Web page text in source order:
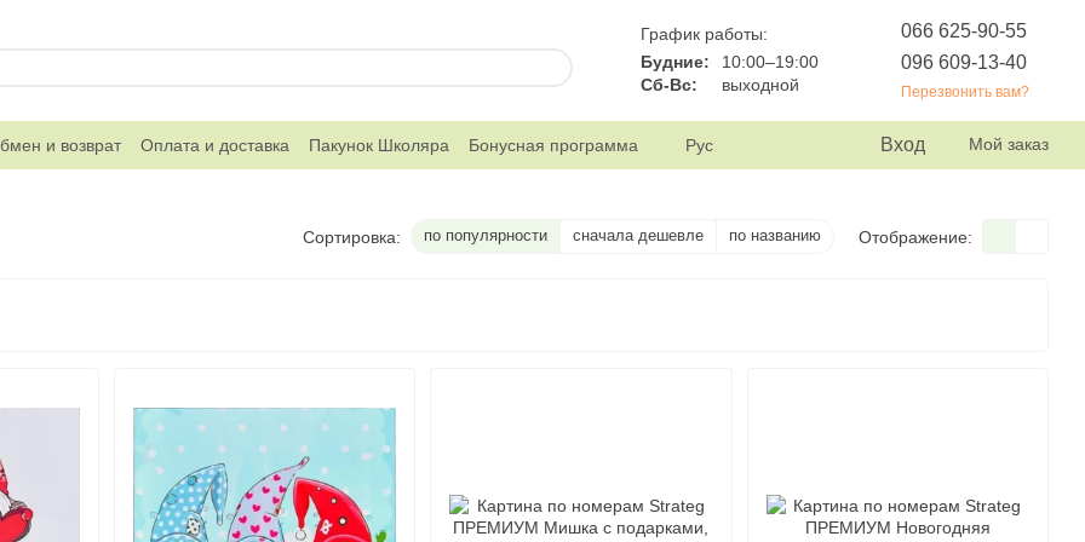
График работы:
Будние:
10:00–19:00
Сб-Вс:
выходной
066 625-90-55
096 609-13-40
Перезвонить вам?
и возврат Оплата и доставка Пакунок Школяра
Бонусная программа
Акции Блог Новости Контакты Telegram канал магазина
Рус Вход Мой заказ
Сортировка: по популярности сначала дешевле по названию Отображение: